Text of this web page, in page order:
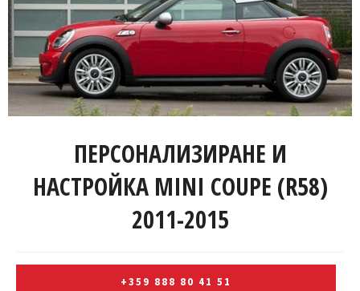
ПЕРСОНАЛИЗИРАНЕ И
НАСТРОЙКА MINI COUPE (R58)
2011-2015
+359 888 80 41 51